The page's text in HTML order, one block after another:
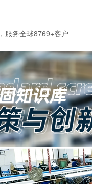
服务全球8769+客户